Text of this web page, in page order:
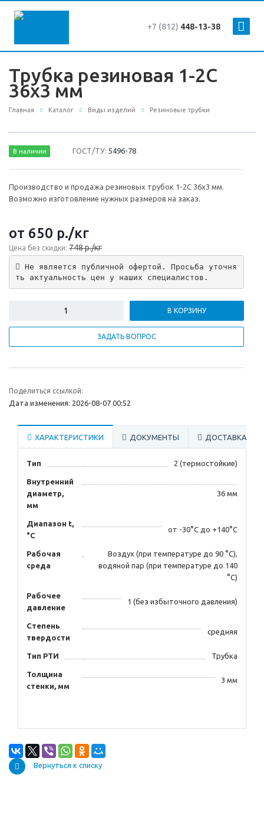
+7 (812) 448-13-38
Трубка резиновая 1-2С
36х3 мм
Главная Каталог Виды изделий Резиновые трубки
В наличии ГОСТ/ТУ:5496-78
Производство и продажа резиновых трубок 1-2С 36х3 мм.
Возможно изготовление нужных размеров на заказ.
от 650 р./кг
Цена без скидки: 748 р./кг
Не является публичной офертой. Просьба уточня
ть актуальность цен у наших специалистов.
В КОРЗИНУ
ЗАДАТЬ ВОПРОС
Поделиться ссылкой:
Дата изменения: 2026-08-07 00:52
ХАРАКТЕРИСТИКИ ДОКУМЕНТЫ ДОСТАВКА
Тип 2 (термостойкие)
Внутренний
диаметр,
мм
36 мм
Диапазон t,
°С
от -30°С до +140°С
Рабочая
среда
Воздух (при температуре до 90 °С),
водяной пар (при температуре до 140
°С)
Рабочее
давление
1 (без избыточного давления)
Степень
твердости
средняя
Тип РТИ Трубка
Толщина
стенки, мм
3 мм
Вернуться к списку